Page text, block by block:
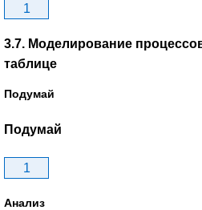
1
3.7. Моделирование
таблице
Подумай
Подумай
1
Анализ